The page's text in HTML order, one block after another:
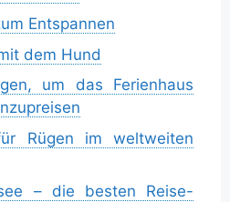
Entspannen
dem Hund
um das Ferienhaus
Rügen im weltweiten
– die besten Reise-